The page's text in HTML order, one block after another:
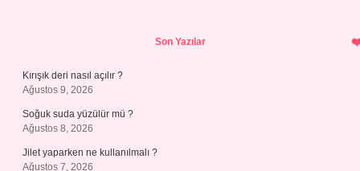
Son Yazılar
Kırışık deri nasıl açılır ?
Ağustos 9, 2026
Soğuk suda yüzülür mü ?
Ağustos 8, 2026
Jilet yaparken ne kullanılmalı ?
Ağustos 7, 2026